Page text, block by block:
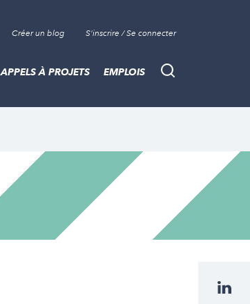
Créer un blog S'inscrire / Se connecter
Recherche
APPELS À PROJETS EMPLOIS